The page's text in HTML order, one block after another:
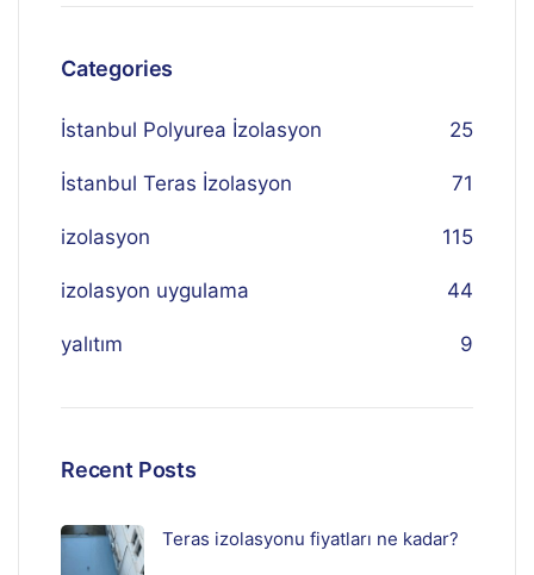
Categories
İstanbul Polyurea İzolasyon 25
İstanbul Teras İzolasyon 71
izolasyon 115
izolasyon uygulama 44
yalıtım 9
Recent Posts
Teras izolasyonu fiyatları ne kadar?